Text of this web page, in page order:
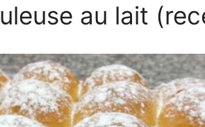
au lait